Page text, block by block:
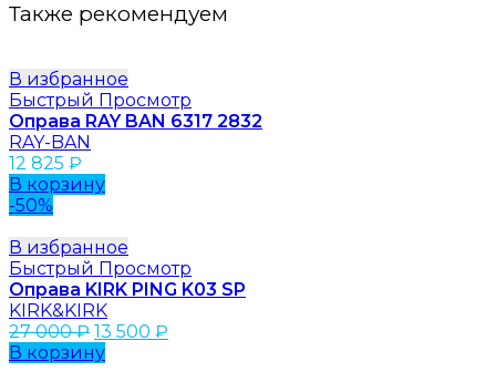
Также рекомендуем
В избранное
Быстрый Просмотр
Оправа RAY BAN 6317 2832
RAY-BAN
12 825 ₽
В корзину
-50%
В избранное
Быстрый Просмотр
Оправа KIRK PING K03 SP
KIRK&KIRK
27 000₽ 13 500 ₽
В корзину